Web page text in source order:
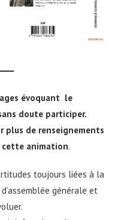
évoquant le
doute participer.
plus de renseignements
animation.
toujours liées à la
générale et